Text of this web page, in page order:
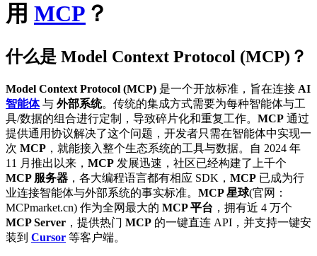
用 MCP ？
什么是 Model Context Protocol (MCP) ？
Model Context Protocol (MCP) 是一个开放标准，旨在连接 AI
智能体与 外部系统。传统的集成方式需要为每种智能体与工
具/数据的组合进行定制，导致碎片化和重复工作。 MCP 通过
提供通用协议解决了这个问题，开发者只需在智能体中实现一
次 MCP ，就能接入整个生态系统的工具与数据。自 2024 年
11 月推出以来， MCP 发展迅速，社区已经构建了上千个
MCP 服务器 ，各大编程语言都有相应 SDK， MCP 已成为行
业连接智能体与外部系统的事实标准。 MCP 星球(官网：
MCPmarket.cn) 作为全网最大的 MCP 平台 ，拥有近 4 万个
MCP Server ，提供热门 MCP 的一键直连 API，并支持一键安
装到 Cursor 等客户端。